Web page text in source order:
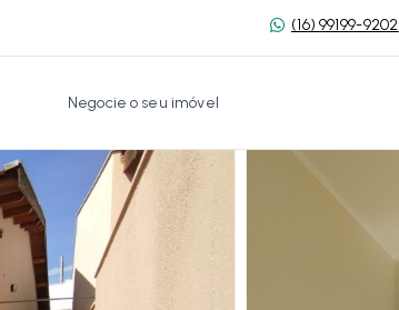
(16) 99199-9202
Negocie o seu imóvel